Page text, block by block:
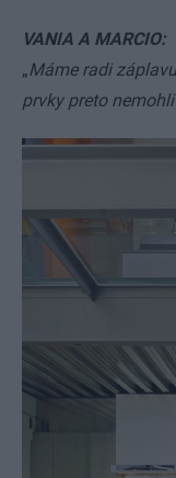
VANIA A MARCIO:
„Máme radi
prvky preto